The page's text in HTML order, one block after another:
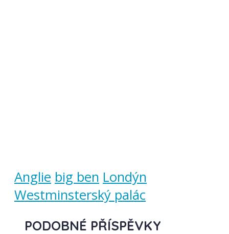
Anglie big ben Londýn
Westminsterský palác
PODOBNÉ PŘÍSPĚVKY